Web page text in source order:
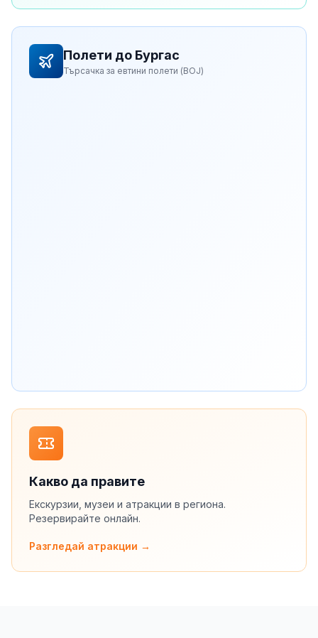
Полети до Бургас
Търсачка за евтини полети (BOJ)
Какво да правите
Екскурзии, музеи и атракции в региона.
Резервирайте онлайн.
Разгледай атракции →